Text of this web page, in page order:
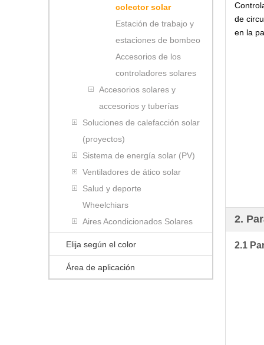
colector solar
Estación de trabajo y
estaciones de bombeo
Accesorios de los
controladores solares
Accesorios solares y
accesorios y tuberías
Soluciones de calefacción solar
(proyectos)
Sistema de energía solar (PV)
Ventiladores de ático solar
Salud y deporte
Wheelchiars
Aires Acondicionados Solares
Elija según el color
Área de aplicación
de
en la
2.
2.1